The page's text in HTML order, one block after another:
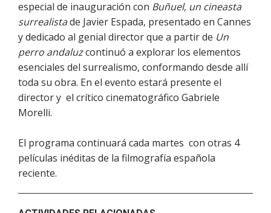
especial de inauguración con Buñuel, un cineasta
surrealistade Javier Espada, presentado en Cannes
y dedicado al genial director que a partir de Un
perro andaluzcontinuó a explorar los elementos
esenciales del surrealismo, conformando desde allí
toda su obra. En el evento estará presente el
director y el crítico cinematográfico Gabriele
Morelli.
El programa continuará cada martes con otras 4
películas inéditas de la filmografía española
reciente.